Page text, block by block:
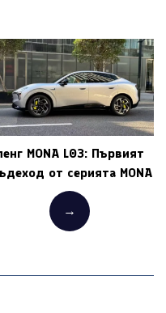
MONA L03: Първият
от серията MONA
→